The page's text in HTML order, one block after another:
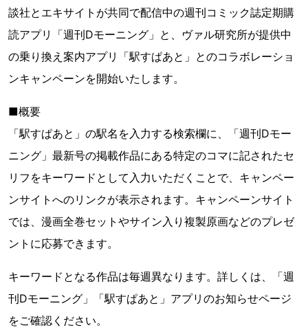
談社とエキサイトが共同で配信中の週刊コミック誌定期購
読アプリ「週刊Dモーニング」と、ヴァル研究所が提供中
の乗り換え案内アプリ「駅すぱあと」とのコラボレーショ
ンキャンペーンを開始いたします。
■概要
「駅すぱあと」の駅名を入力する検索欄に、「週刊Dモー
ニング」最新号の掲載作品にある特定のコマに記されたセ
リフをキーワードとして入力いただくことで、キャンペー
ンサイトへのリンクが表示されます。キャンペーンサイト
では、漫画全巻セットやサイン入り複製原画などのプレゼ
ントに応募できます。
キーワードとなる作品は毎週異なります。詳しくは、「週
刊Dモーニング」「駅すぱあと」アプリのお知らせページ
をご確認ください。